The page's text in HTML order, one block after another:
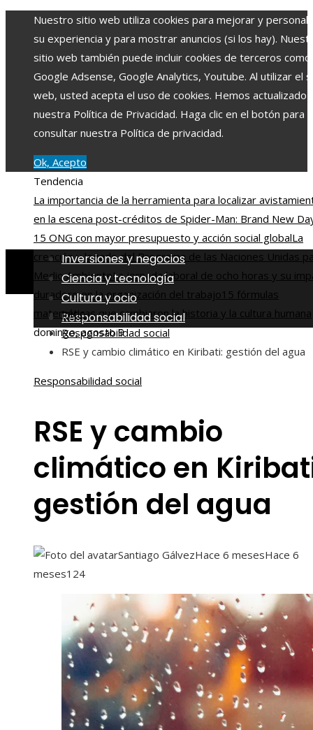
Nuestro sitio web utiliza cookies para mejorar y
su experiencia y para mostrar anuncios (si los hay).
sitio web también puede incluir cookies de terceros como
Google Adsense, Google Analytics, Youtube. Al utilizar el
web, usted acepta el uso de cookies. Hemos actualizado
nuestra Política de Privacidad. Haga clic en el botón para
consultar nuestra Política de privacidad.
Ok, Acepto
Tendencia
La importancia de la herramienta para localizar
en la escena post-créditos de Spider-Man: Brand New
15 ONG con mayor presupuesto y acción social globalLa
creación y legado del Programa de las Naciones Unidas
Medio AmbienteLa jornada laboral de ocho horas y su
duradero en la organización del trabajo15 fórmulas
matemáticas que cambiaron la historia y la cultura humana
domingo, agosto 9
Inversiones y negocios
Ciencia y tecnología
Cultura y ocio
Responsabilidad social
Inicio
Responsabilidad social
RSE y cambio climático en Kiribati: gestión del agua
Responsabilidad social
RSE y cambio
climático en
gestión del agua
Santiago GálvezHace 6 mesesHace 6
meses124